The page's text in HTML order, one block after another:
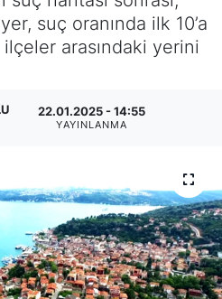
suç oranında ilk 10’a
arasındaki yerini
22.01.2025 - 14:55
YAYINLANMA